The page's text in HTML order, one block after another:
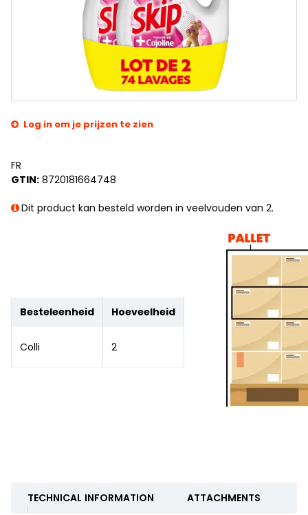
Log in om je prijzen te zien
FR
GTIN: 8720181664748
Dit product kan besteld worden in veelvouden van 2.
Besteleenheid Hoeveelheid
Colli 2
TECHNICAL INFORMATION ATTACHMENTS